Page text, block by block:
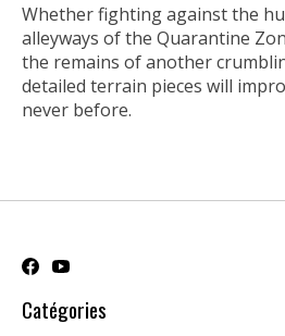
Whether fighting against the
alleyways of the Quarantine
the remains of another
detailed terrain pieces will
never before.
Catégories